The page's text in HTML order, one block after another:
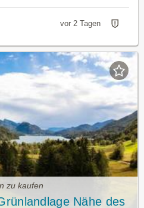
vor 2 Tagen
zu kaufen
Nähe des